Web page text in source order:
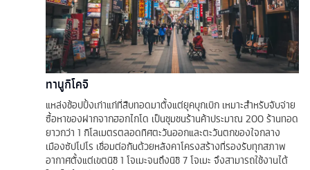
ทานูกิโคจิ
แหล่งช้อปปิ้งเก่าแก่ที่สืบทอดมาตั้งแต่ยุคบุกเบิก เหมาะสำหรับจับจ่าย
ซื้อหาของฝากจากฮอกไกโด เป็นชุมชนร้านค้าประมาณ 200 ร้านทอด
ยาวกว่า 1 กิโลเมตรตลอดทิศตะวันออกและตะวันตกของใจกลาง
เมืองซัปโปโร เชื่อมต่อกันด้วยหลังคาโครงสร้างที่รองรับทุกสภาพ
อากาศตั้งแต่เขตนิชิ 1 โจเมะจนถึงนิชิ 7 โจเมะ จึงสามารถใช้งานได้